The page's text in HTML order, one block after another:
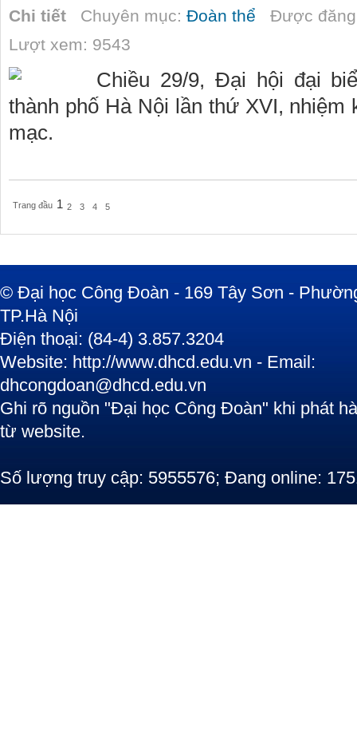
Chi tiết Chuyên mục: Đoàn thể Được
Lượt xem: 9543
Chiều 29/9, Đại hội đại
thành phố Hà Nội lần thứ XVI, nhiệm
mạc.
Trang đầu 1 2 3 4 5
© Đại học Công Đoàn - 169 Tây Sơn -
TP.Hà Nội
Điện thoại: (84-4) 3.857.3204
Website: http://www.dhcd.edu.vn - Email:
dhcongdoan@dhcd.edu.vn
Ghi rõ nguồn "Đại học Công Đoàn" khi phát
từ website.
Số lượng truy cập: 5955576; Đang online: